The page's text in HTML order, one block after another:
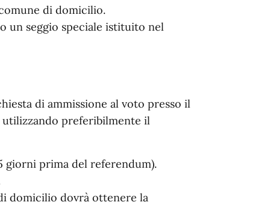
di domicilio.
un seggio speciale istituito nel
di ammissione al voto presso il
preferibilmente il
giorni prima del referendum).
domicilio dovrà ottenere la